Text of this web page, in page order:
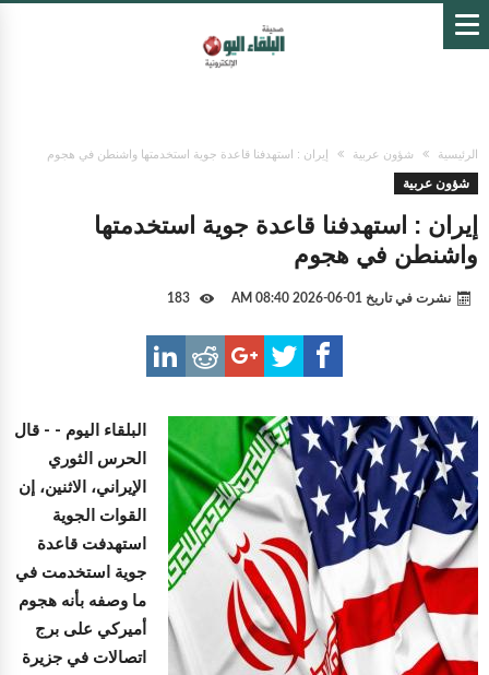
الرئيسية شؤون عربية إيران : استهدفنا قاعدة جوية استخدمتها واشنطن في هجوم
شؤون عربية
إيران : استهدفنا قاعدة جوية استخدمتها
واشنطن في هجوم
نشرت في تاريخ 01-06-2026 08:40 AM
البلقاء اليوم - - قال
الحرس الثوري
الإيراني، الاثنين، إن
القوات الجوية
استهدفت قاعدة
جوية استخدمت في
ما وصفه بأنه هجوم
أميركي على برج
اتصالات في جزيرة